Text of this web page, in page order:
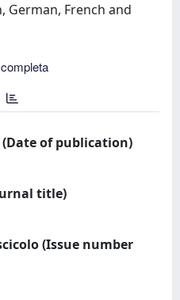
German, French and
of publication)
title)
(Issue number